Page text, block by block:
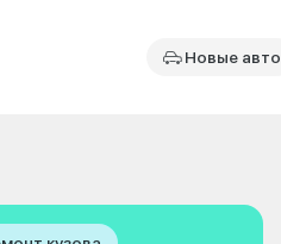
Новые авто